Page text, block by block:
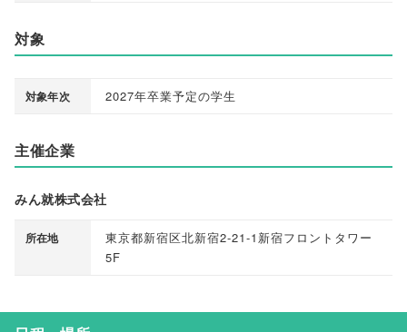
対象
対象年次 2027年卒業予定の学生
主催企業
みん就株式会社
所在地
東京都新宿区北新宿2-21-1新宿フロントタワー
5F